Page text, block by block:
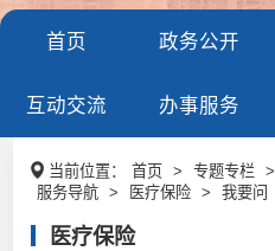
首页 政务公开
互动交流 办事服务
当前位置： 首页 > 专题专栏 >
服务导航 > 医疗保险 > 我要问
医疗保险